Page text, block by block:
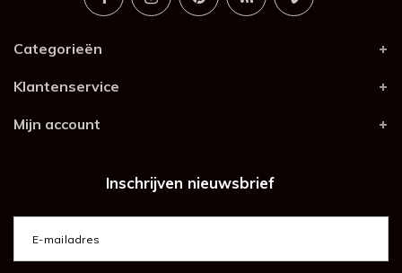
Categorieën
Klantenservice
Mijn account
Inschrijven nieuwsbrief